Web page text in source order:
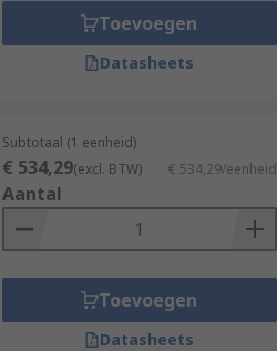
Toevoegen
Datasheets
Subtotaal (1 eenheid)
€ 534,29(excl. BTW) € 534,29/eenheid
Aantal
Toevoegen
Datasheets